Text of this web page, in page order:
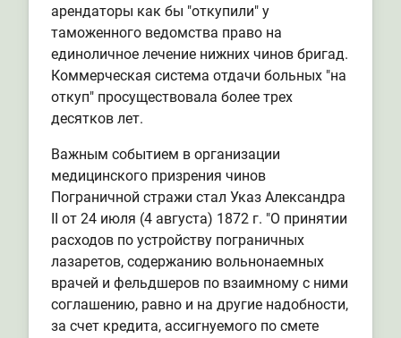
арендаторы как бы "откупили" у
таможенного ведомства право на
единоличное лечение нижних чинов бригад.
Коммерческая система отдачи больных "на
откуп" просуществовала более трех
десятков лет.
Важным событием в организации
медицинского призрения чинов
Пограничной стражи стал Указ Александра
II от 24 июля (4 августа) 1872 г. "О принятии
расходов по устройству пограничных
лазаретов, содержанию вольнонаемных
врачей и фельдшеров по взаимному с ними
соглашению, равно и на другие надобности,
за счет кредита, ассигнуемого по смете